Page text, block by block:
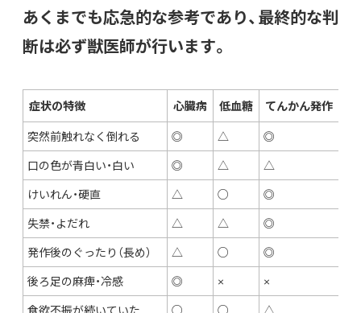
あくまでも応急的な参考であり、最終的な判
断は必ず獣医師が行います。
症状の特徴 心臓病 低血糖
てんかん発作
突然前触れなく倒れる
◎ △
◎
口の色が青白い・白い
◎ △
△
けいれん・硬直
△ ○
◎
失禁・よだれ
△ △
◎
発作後のぐったり（長め）
△ ○
◎
後ろ足の麻痺・冷感
◎ ×
×
食欲不振が続いていた
○ ○
△